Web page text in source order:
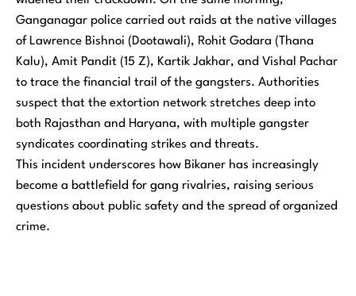
Ganganagar police carried out raids at the native villages
of Lawrence Bishnoi (Dootawali), Rohit Godara (Thana
Kalu), Amit Pandit (15 Z), Kartik Jakhar, and Vishal Pachar
to trace the financial trail of the gangsters. Authorities
suspect that the extortion network stretches deep into
both Rajasthan and Haryana, with multiple gangster
syndicates coordinating strikes and threats.
This incident underscores how Bikaner has increasingly
become a battlefield for gang rivalries, raising serious
questions about public safety and the spread of organized
crime.